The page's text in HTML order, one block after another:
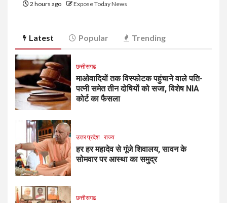
2 hours ago Expose Today News
Latest Popular Trending
छत्तीसगढ
माओवादियों तक विस्फोटक पहुंचाने वाले पति-
पत्नी समेत तीन दोषियों को सजा, विशेष NIA
कोर्ट का फैसला
उत्तर प्रदेश राज्य
हर हर महादेव से गूंजे शिवालय, सावन के
सोमवार पर आस्था का समुद्र
छत्तीसगढ